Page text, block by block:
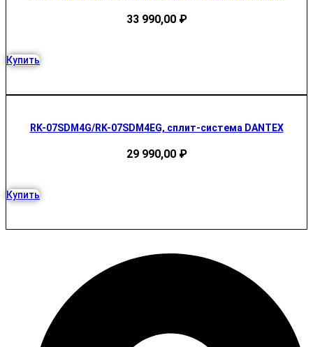
33 990,00 ₽
Купить
RK-07SDM4G/RK-07SDM4EG, сплит-система DANTEX
29 990,00 ₽
Купить